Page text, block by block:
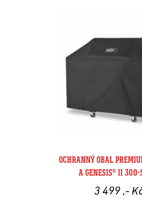
OCHRANNÝ OBAL
A GENESIS® II 300-
3 499,-